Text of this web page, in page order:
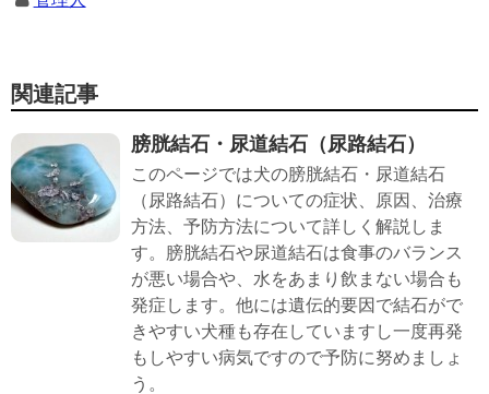
関連記事
膀胱結石・尿道結石（尿路結石）
このページでは犬の膀胱結石・尿道結石
（尿路結石）についての症状、原因、治療
方法、予防方法について詳しく解説しま
す。膀胱結石や尿道結石は食事のバランス
が悪い場合や、水をあまり飲まない場合も
発症します。他には遺伝的要因で結石がで
きやすい犬種も存在していますし一度再発
もしやすい病気ですので予防に努めましょ
う。